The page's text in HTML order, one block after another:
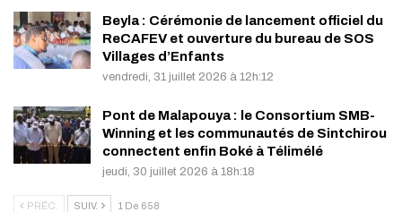
Beyla : Cérémonie de lancement officiel du
ReCAFEV et ouverture du bureau de SOS
Villages d’Enfants
vendredi, 31 juillet 2026 à 12h:12
Pont de Malapouya : le Consortium SMB-
Winning et les communautés de Sintchirou
connectent enfin Boké à Télimélé
jeudi, 30 juillet 2026 à 18h:18
PRÉC. SUIV. 1 De 658